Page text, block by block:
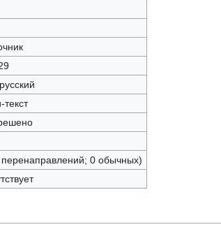
текст
0 обычных)